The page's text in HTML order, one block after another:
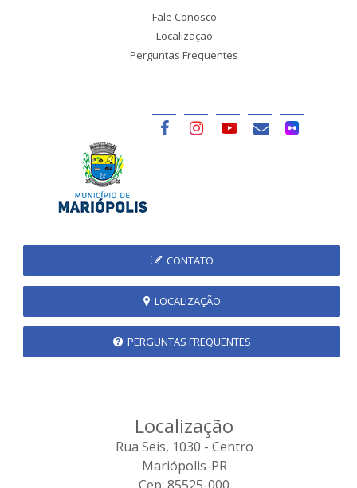
Fale Conosco
Localização
Perguntas Frequentes
CONTATO
LOCALIZAÇÃO
PERGUNTAS FREQUENTES
Localização
Rua Seis, 1030 - Centro
Mariópolis-PR
Cep: 85525-000